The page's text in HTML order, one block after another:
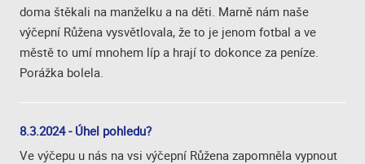
doma štěkali na manželku a na děti. Marně nám naše
výčepní Růžena vysvětlovala, že to je jenom fotbal a ve
městě to umí mnohem líp a hrají to dokonce za peníze.
Porážka bolela.
8.3.2024 - Úhel pohledu?
Ve výčepu u nás na vsi výčepní Růžena zapomněla vypnout